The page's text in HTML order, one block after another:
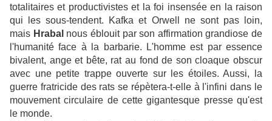
totalitaires et productivistes et la foi insensée en la raison
qui les sous-tendent. Kafka et Orwell ne sont pas loin,
mais Hrabal nous éblouit par son affirmation grandiose de
l'humanité face à la barbarie. L'homme est par essence
bivalent, ange et bête, rat au fond de son cloaque obscur
avec une petite trappe ouverte sur les étoiles. Aussi, la
guerre fratricide des rats se répètera-t-elle à l'infini dans le
mouvement circulaire de cette gigantesque presse qu'est
le monde.